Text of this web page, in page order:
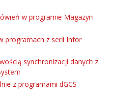
w programie Magazyn
programach z serii Infor
synchronizacji danych z
z programami dGCS